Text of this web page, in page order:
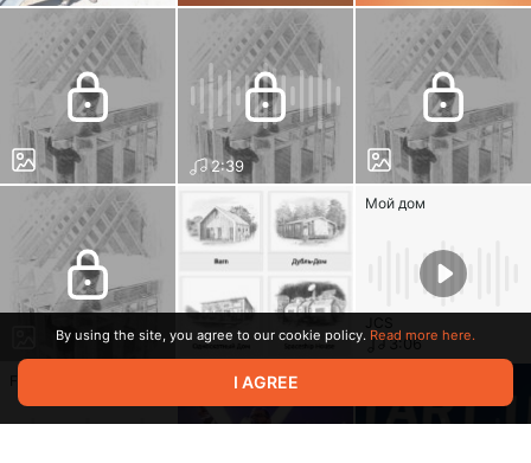
2:39
Мой дом
3:06
By using the site, you agree to our cookie policy. Read more here.
I AGREE